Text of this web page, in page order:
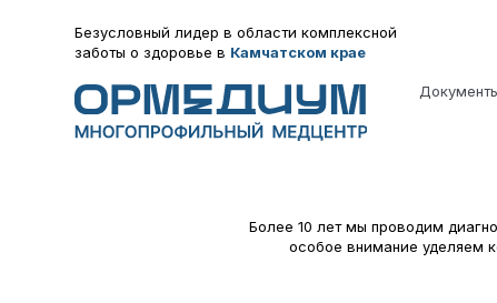
Безусловный лидер в области комплексной
заботы о здоровье в Камчатском крае
Более 10 лет мы проводим
особое внимание уделяем